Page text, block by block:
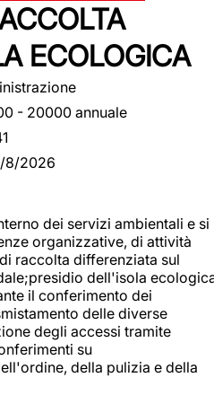
ECOLOGICA
- 20000 annuale
8/2026
dei servizi ambientali e si
organizzative, di attività
raccolta differenziata sul
dell'isola
il conferimento dei
delle diverse
degli accessi tramite
su
della pulizia e della